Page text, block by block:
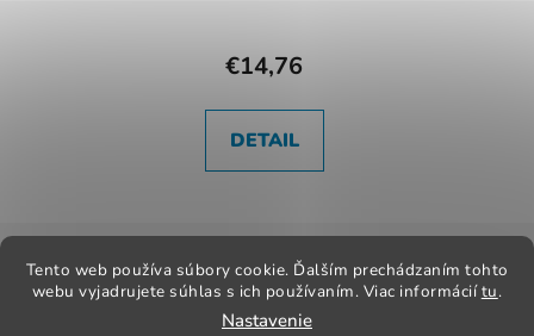
Tento web používa súbory cookie. Ďalším prechádzaním tohto
webu vyjadrujete súhlas s ich používaním. Viac informáciítu.
Nastavenie
€14,76
DETAIL
Z
Kontakt Obchodné podmienky
Odstúpenie od zmluvy
Reklamačný poriadok Obchodné podmienky